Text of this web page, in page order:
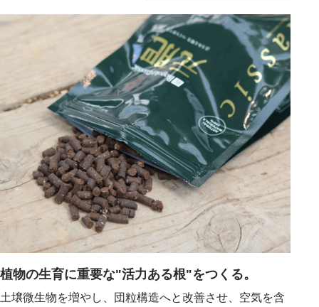
植物の生育に重要な"活力ある根"をつくる。
土壌微生物を増やし、団粒構造へと改善させ、空気を含